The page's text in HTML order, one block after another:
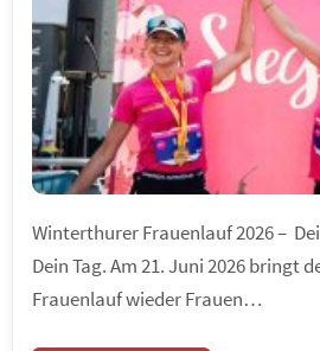
Winterthurer Frauenlauf 2026 –
Dein Tag. Am 21. Juni 2026 bringt
Frauenlauf wieder Frauen…